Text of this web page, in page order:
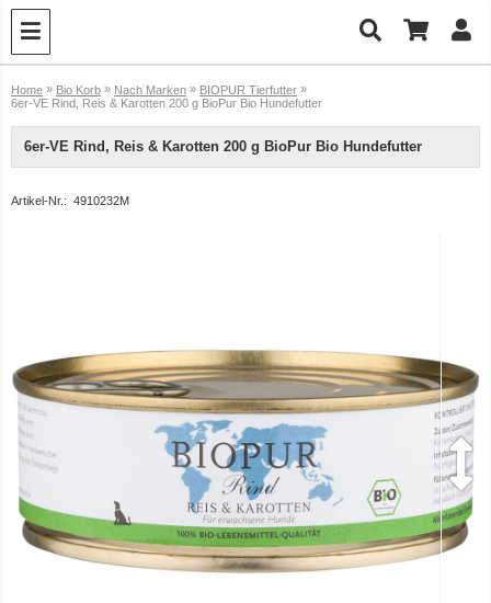
Home » Bio Korb » Nach Marken » BIOPUR Tierfutter »
6er-VE Rind, Reis & Karotten 200 g BioPur Bio Hundefutter
6er-VE Rind, Reis & Karotten 200 g BioPur Bio Hundefutter
Artikel-Nr.: 4910232M